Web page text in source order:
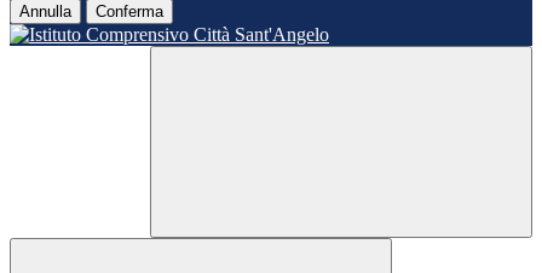
Annulla Conferma